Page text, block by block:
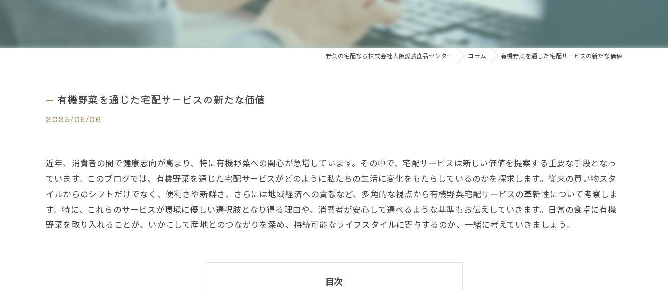
野菜の宅配なら株式会社大阪愛農食品センター コラム 有機野菜を通じた宅配サービスの新たな価値
有機野菜を通じた宅配サービスの新たな価値
2025/06/06
近年、消費者の間で健康志向が高まり、特に有機野菜への関心が急増しています。その中で、宅配サービスは新しい価値を提案する重要な手段となっ
ています。このブログでは、有機野菜を通じた宅配サービスがどのように私たちの生活に変化をもたらしているのかを探求します。従来の買い物スタ
イルからのシフトだけでなく、便利さや新鮮さ、さらには地域経済への貢献など、多角的な視点から有機野菜宅配サービスの革新性について考察しま
す。特に、これらのサービスが環境に優しい選択肢となり得る理由や、消費者が安心して選べるような基準もお伝えしていきます。日常の食卓に有機
野菜を取り入れることが、いかにして産地とのつながりを深め、持続可能なライフスタイルに寄与するのか、一緒に考えていきましょう。
目次